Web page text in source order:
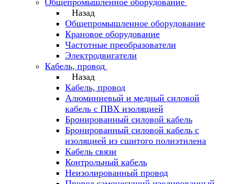
Общепромышленное оборудование
Назад
Общепромышленное оборудование
Крановое оборудование
Частотные преобразователи
Электродвигатели
Кабель, провод
Назад
Кабель, провод
Алюминиевый и медный силовой
кабель с ПВХ изоляцией
Бронированный силовой кабель
Бронированный силовой кабель с
изоляцией из сшитого полиэтилена
Кабель связи
Контрольный кабель
Неизолированный провод